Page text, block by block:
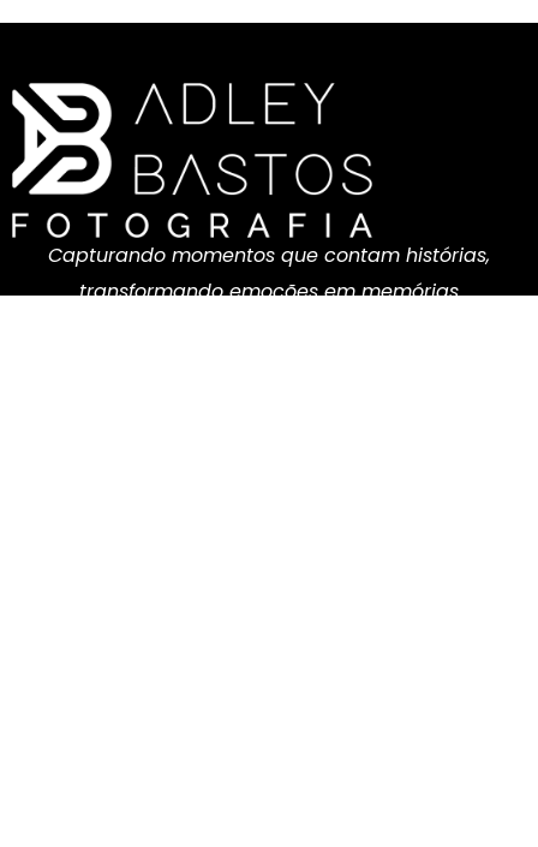
Capturando momentos que contam histórias,
transformando emoções em memórias